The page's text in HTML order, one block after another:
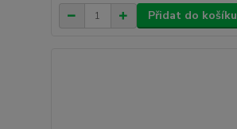
Přidat do košíku